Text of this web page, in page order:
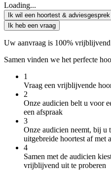
Loading...
Ik wil een hoortest & adviesgesprek
Ik heb een vraag
Uw aanvraag is 100% vrijblijvend
Samen vinden we het perfecte
1
Vraag een vrijblijvende
2
Onze audicien belt u voor
een afspraak
3
Onze audicien neemt, bij u
uitgebreide hoortest af met
4
Samen met de audicien
vrijblijvend uit te proberen